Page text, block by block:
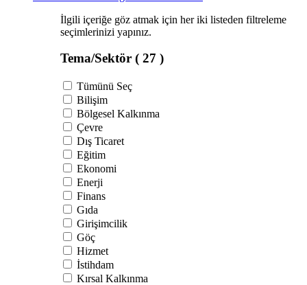
İlgili içeriğe göz atmak için her iki listeden filtreleme
seçimlerinizi yapınız.
Tema/Sektör ( 27 )
Tümünü Seç
Bilişim
Bölgesel Kalkınma
Çevre
Dış Ticaret
Eğitim
Ekonomi
Enerji
Finans
Gıda
Girişimcilik
Göç
Hizmet
İstihdam
Kırsal Kalkınma